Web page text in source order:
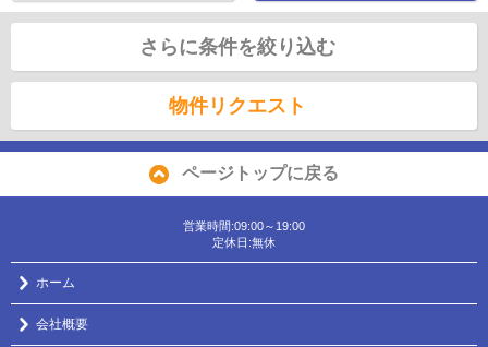
さらに条件を絞り込む
物件リクエスト
ページトップに戻る
営業時間:09:00～19:00
定休日:無休
ホーム
会社概要